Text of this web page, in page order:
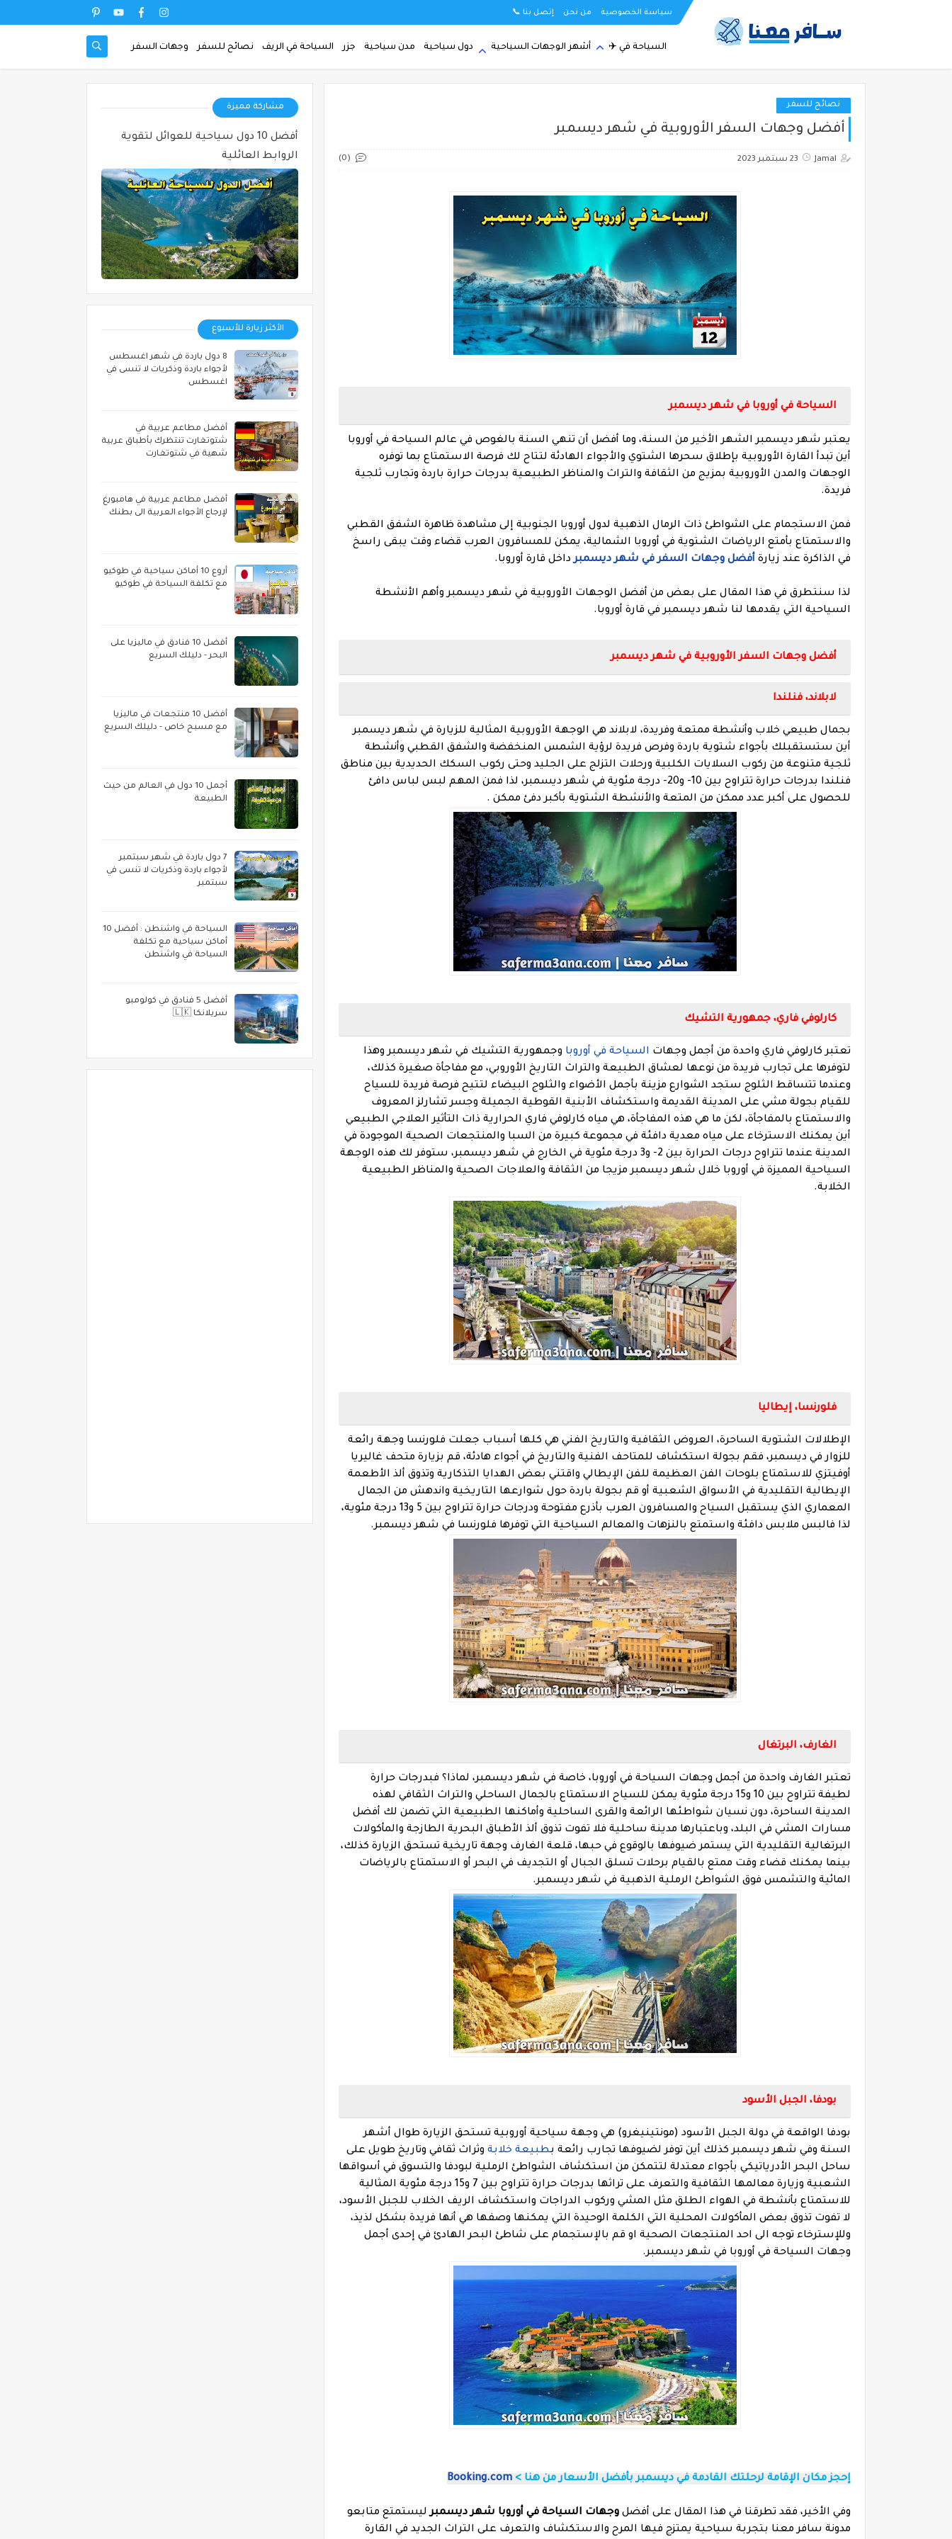
سياسة الخصوصية من نحن إتصل بنا 📞
السياحة في ✈️ أشهر الوجهات السياحية دول سياحية مدن سياحية جزر السياحة في الريف نصائح للسفر وجهات السفر
نصائح للسفر
أفضل وجهات السفر الأوروبية في شهر ديسمبر
Jamal 23 سبتمبر 2023 (0)
السياحة في أوروبا في شهر ديسمبر
يعتبر شهر ديسمبر الشهر الأخير من السنة، وما أفضل أن تنهي السنة بالغوص في عالم السياحة في أوروبا
أين تبدأ القارة الأوروبية بإطلاق سحرها الشتوي والأجواء الهادئة لتتاح لك فرصة الاستمتاع بما توفره
الوجهات والمدن الأوروبية بمزيج من الثقافة والتراث والمناظر الطبيعية بدرجات حرارة باردة وتجارب ثلجية
فريدة.
فمن الاستجمام على الشواطئ ذات الرمال الذهبية لدول أوروبا الجنوبية إلى مشاهدة ظاهرة الشفق القطبي
والاستمتاع بأمتع الرياضات الشتوية في أوروبا الشمالية، يمكن للمسافرون العرب قضاء وقت يبقى راسخ
في الذاكرة عند زيارة أفضل وجهات السفر في شهر ديسمبرداخل قارة أوروبا.
لذا سنتطرق في هذا المقال على بعض من أفضل الوجهات الأوروبية في شهر ديسمبر وأهم الأنشطة
السياحية التي يقدمها لنا شهر ديسمبر في قارة أوروبا.
أفضل وجهات السفر الأوروبية في شهر ديسمبر
لابلاند، فنلندا
بجمال طبيعي خلاب وأنشطة ممتعة وفريدة، لابلاند هي الوجهة الأوروبية المثالية للزيارة في شهر ديسمبر
أين ستستقبلك بأجواء شتوية باردة وفرص فريدة لرؤية الشمس المنخفضة والشفق القطبي وأنشطة
ثلجية متنوعة من ركوب السلايات الكلبية ورحلات التزلج على الجليد وحتى ركوب السكك الحديدية بين مناطق
فنلندا بدرجات حرارة تتراوح بين 10- و20- درجة مئوية في شهر ديسمبر، لذا فمن المهم لبس لباس دافئ
للحصول على أكبر عدد ممكن من المتعة والأنشطة الشتوية بأكبر دفئ ممكن .
كارلوفي فاري، جمهورية التشيك
تعتبر كارلوفي فاري واحدة من أجمل وجهات السياحة في أوروبا وجمهورية التشيك في شهر ديسمبر وهذا
لتوفرها على تجارب فريدة من نوعها لعشاق الطبيعة والتراث التاريخ الأوروبي، مع مفاجأة صغيرة كذلك،
وعندما تتساقط الثلوج ستجد الشوارع مزينة بأجمل الأضواء والثلوج البيضاء لتتيح فرصة فريدة للسياح
للقيام بجولة مشي على المدينة القديمة واستكشاف الأبنية القوطية الجميلة وجسر تشارلز المعروف
والاستمتاع بالمفاجأة، لكن ما هي هذه المفاجأة، هي مياه كارلوفي فاري الحرارية ذات التأثير العلاجي الطبيعي
أين يمكنك الاسترخاء على مياه معدية دافئة في مجموعة كبيرة من السبا والمنتجعات الصحية الموجودة في
المدينة عندما تتراوح درجات الحرارة بين 2- و3 درجة مئوية في الخارج في شهر ديسمبر، ستوفر لك هذه الوجهة
السياحية المميزة في أوروبا خلال شهر ديسمبر مزيجا من الثقافة والعلاجات الصحية والمناظر الطبيعية
الخلابة.
فلورنسا، إيطاليا
الإطلالات الشتوية الساحرة، العروض الثقافية والتاريخ الفني هي كلها أسباب جعلت فلورنسا وجهة رائعة
للزوار في ديسمبر، فقم بجولة استكشاف للمتاحف الفنية والتاريخ في أجواء هادئة، قم بزيارة متحف غاليريا
أوفيتزي للاستمتاع بلوحات الفن العظيمة للفن الإيطالي واقتني بعض الهدايا التذكارية وتذوق ألذ الأطعمة
الإيطالية التقليدية في الأسواق الشعبية أو قم بجولة باردة حول شوارعها التاريخية واندهش من الجمال
المعماري الذي يستقبل السياح والمسافرون العرب بأذرع مفتوحة ودرجات حرارة تتراوح بين 5 و13 درجة مئوية،
لذا فالبس ملابس دافئة واستمتع بالنزهات والمعالم السياحية التي توفرها فلورنسا في شهر ديسمبر.
الغارف، البرتغال
تعتبر الغارف واحدة من أجمل وجهات السياحة في أوروبا، خاصة في شهر ديسمبر، لماذا؟ فبدرجات حرارة
لطيفة تتراوح بين 10 و15 درجة مئوية يمكن للسياح الاستمتاع بالجمال الساحلي والتراث الثقافي لهذه
المدينة الساحرة، دون نسيان شواطئها الرائعة والقرى الساحلية وأماكنها الطبيعية التي تضمن لك أفضل
مسارات المشي في البلد، وباعتبارها مدينة ساحلية فلا تفوت تذوق ألذ الأطباق البحرية الطازجة والمأكولات
البرتغالية التقليدية التي يستمر ضيوفها بالوقوع في حبها، قلعة الغارف وجهة تاريخية تستحق الزيارة كذلك،
بينما يمكنك قضاء وقت ممتع بالقيام برحلات تسلق الجبال أو التجديف في البحر أو الاستمتاع بالرياضات
المائية والتشمس فوق الشواطئ الرملية الذهبية في شهر ديسمبر.
بودفا، الجبل الأسود
بودفا الواقعة في دولة الجبل الأسود (مونتينيغرو) هي وجهة سياحية أوروبية تستحق الزيارة طوال أشهر
السنة وفي شهر ديسمبر كذلك أين توفر لضيوفها تجارب رائعة بطبيعة خلابة وثراث ثقافي وتاريخ طويل على
ساحل البحر الأدرياتيكي بأجواء معتدلة لتتمكن من استكشاف الشواطئ الرملية لبودفا والتسوق في أسواقها
الشعبية وزيارة معالمها الثقافية والتعرف على تراثها بدرجات حرارة تتراوح بين 7 و15 درجة مئوية المثالية
للاستمتاع بأنشطة في الهواء الطلق مثل المشي وركوب الدراجات واستكشاف الريف الخلاب للجبل الأسود،
لا تفوت تذوق بعض المأكولات المحلية التي الكلمة الوحيدة التي يمكنها وصفها هي أنها فريدة بشكل لذيذ،
وللإسترخاء توجه الى احد المنتجعات الصحية او قم بالإستجمام على شاطئ البحر الهادئ في إحدى أجمل
وجهات السياحة في أوروبا في شهر ديسمبر.
إحجز مكان الإقامة لرحلتك القادمة في ديسمبر بأفضل الأسعار من هنا > Booking.com
وفي الأخير، فقد تطرقنا في هذا المقال على أفضل وجهات السياحة في أوروبا شهر ديسمبرليستمتع متابعو
مدونة سافر معنا بتجربة سياحية يمتزج فيها المرح والاستكشاف والتعرف على التراث الجديد في القارة
مشاركة مميزة
أفضل 10 دول سياحية للعوائل لتقوية
الروابط العائلية
الأكثر زيارة للأسبوع
8 دول باردة في شهر اغسطس
لأجواء باردة وذكريات لا تنسى في
اغسطس
أفضل مطاعم عربية في
شتوتغارت تنتظرك بأطباق عربية
شهية في شتوتغارت
أفضل مطاعم عربية في هامبورغ
لإرجاع الأجواء العربية الى بطنك
أروع 10 أماكن سياحية في طوكيو
مع تكلفة السياحة في طوكيو
أفضل 10 فنادق في ماليزيا على
البحر - دليلك السريع
أفضل 10 منتجعات في ماليزيا
مع مسبح خاص - دليلك السريع
أجمل 10 دول في العالم من حيث
الطبيعة
7 دول باردة في شهر سبتمبر
لأجواء باردة وذكريات لا تنسى في
سبتمبر
السياحة في واشنطن : أفضل 10
أماكن سياحية مع تكلفة
السياحة في واشنطن
أفضل 5 فنادق في كولومبو
سريلانكا 🇱🇰